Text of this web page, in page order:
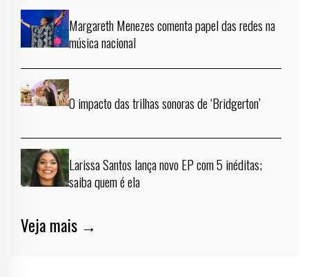
Margareth Menezes comenta papel das redes na
música nacional
O impacto das trilhas sonoras de ‘Bridgerton’
Larissa Santos lança novo EP com 5 inéditas;
saiba quem é ela
Veja mais →